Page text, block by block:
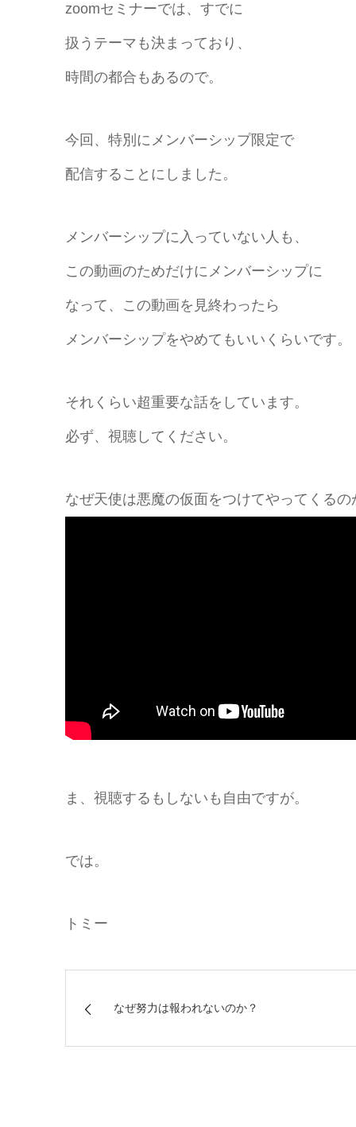
zoomセミナーでは、すでに
扱うテーマも決まっており、
時間の都合もあるので。
今回、特別にメンバーシップ限定で
配信することにしました。
メンバーシップに入っていない人も、
この動画のためだけにメンバーシップに
なって、この動画を見終わったら
メンバーシップをやめてもいいくらいです。
それくらい超重要な話をしています。
必ず、視聴してください。
なぜ天使は悪魔の仮面をつけてやってくるの
ま、視聴するもしないも自由ですが。
では。
トミー
なぜ努力は報われないのか？